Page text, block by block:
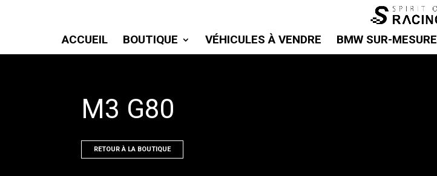
ACCUEIL BOUTIQUE VÉHICULES À VENDRE BMW SUR-MESURE
M3 G80
RETOUR À LA BOUTIQUE